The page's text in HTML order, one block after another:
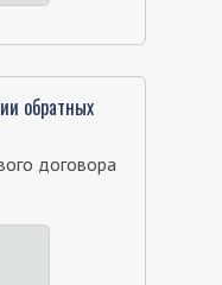
обратных
договора